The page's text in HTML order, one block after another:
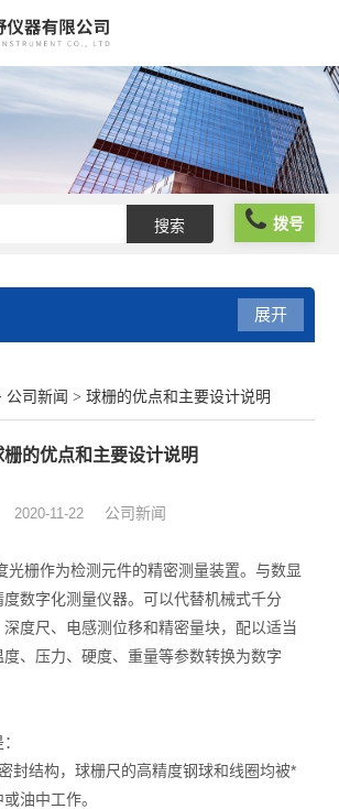
拨号
机
展开
公司新闻 > 球栅的优点和主要设计说明
栅的优点和主要设计说明
2020-11-22 公司新闻
光栅作为检测元件的精密测量装置。与数显
数字化测量仪器。可以代替机械式千分
度尺、电感测位移和精密量块，配以适当
、压力、硬度、重量等参数转换为数字
结构，球栅尺的高精度钢球和线圈均被*
油中工作。